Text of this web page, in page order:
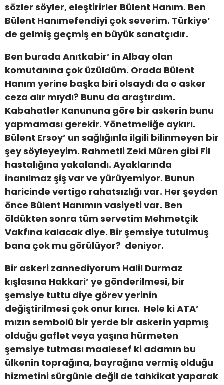
sözler söyler, eleştirirler Bülent Hanım. Ben
Bülent Hanımefendiyi çok severim. Türkiye’
de gelmiş geçmiş en büyük sanatçıdır.
Ben burada Anıtkabir’ in Albay olan
komutanına çok üzüldüm. Orada Bülent
Hanım yerine başka biri olsaydı da o asker
ceza alır mıydı? Bunu da araştırdım.
Kabahatler Kanununa göre bir askerin bunu
yapmaması gerekir. Yönetmeliğe aykırı.
Bülent Ersoy’ un sağlığınla ilgili bilinmeyen bir
şey söyleyeyim. Rahmetli Zeki Müren gibi Fil
hastalığına yakalandı. Ayaklarında
inanılmaz şiş var ve yürüyemiyor. Bunun
haricinde vertigo rahatsızlığı var. Her şeyden
önce Bülent Hanımın vasiyeti var. Ben
öldükten sonra tüm servetim Mehmetçik
Vakfına kalacak diye. Bir şemsiye tutulmuş
bana çok mu görülüyor? deniyor.
Bir askeri zannediyorum Halil Durmaz
kışlasına Hakkari’ ye gönderilmesi, bir
şemsiye tuttu diye görev yerinin
değiştirilmesi çok onur kırıcı. Hele ki ATA’
mızın sembolü bir yerde bir askerin yapmış
olduğu gaflet veya yaşına hürmeten
şemsiye tutması maalesef ki adamın bu
ülkenin toprağına, bayrağına vermiş olduğu
hizmetini sürgünle değil de tahkikat yaparak